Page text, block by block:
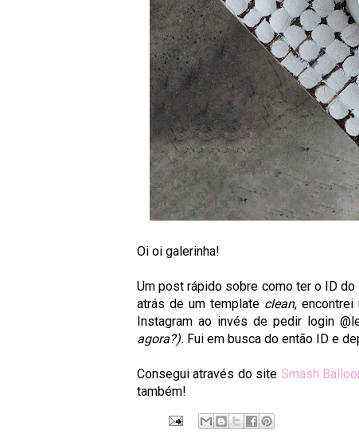
Oi oi galerinha!
Um post rápido sobre como ter o ID
atrás de um template clean, encontrei
Instagram ao invés de pedir login
agora?). Fui em busca do então ID e
Consegui através do site Smash
também!